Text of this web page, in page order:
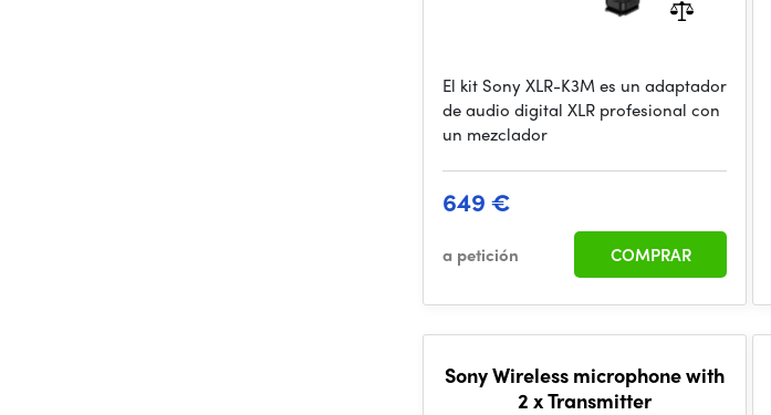
El kit Sony XLR-K3M es un adaptador
de audio digital XLR profesional con
un mezclador
649 €
a petición COMPRAR
Sony Wireless microphone with
2 x Transmitter